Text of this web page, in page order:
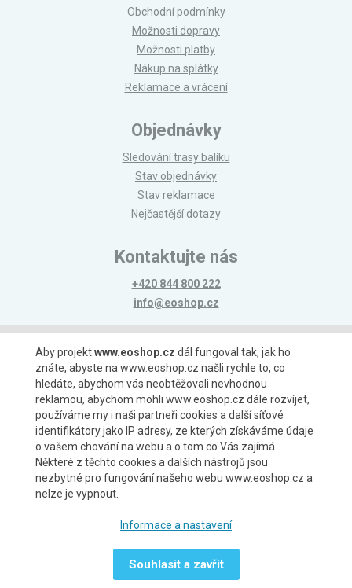
Obchodní podmínky
Možnosti dopravy
Možnosti platby
Nákup na splátky
Reklamace a vrácení
Objednávky
Sledování trasy balíku
Stav objednávky
Stav reklamace
Nejčastější dotazy
Kontaktujte nás
+420 844 800 222
info@eoshop.cz
Možnosti platby
Možnosti dopravy
Aby projektwww.eoshop.cz dál fungoval tak, jak ho
znáte, abyste na www.eoshop.cz našli rychle to, co
hledáte, abychom vás neobtěžovali nevhodnou
reklamou, abychom mohli www.eoshop.cz dále rozvíjet,
používáme my i naši partneři cookies a další síťové
identifikátory jako IP adresy, ze kterých získáváme údaje
o vašem chování na webu a o tom co Vás zajímá.
Některé z těchto cookies a dalších nástrojů jsou
nezbytné pro fungování našeho webu www.eoshop.cz a
nelze je vypnout.
Informace a nastavení
Souhlasit a zavřít